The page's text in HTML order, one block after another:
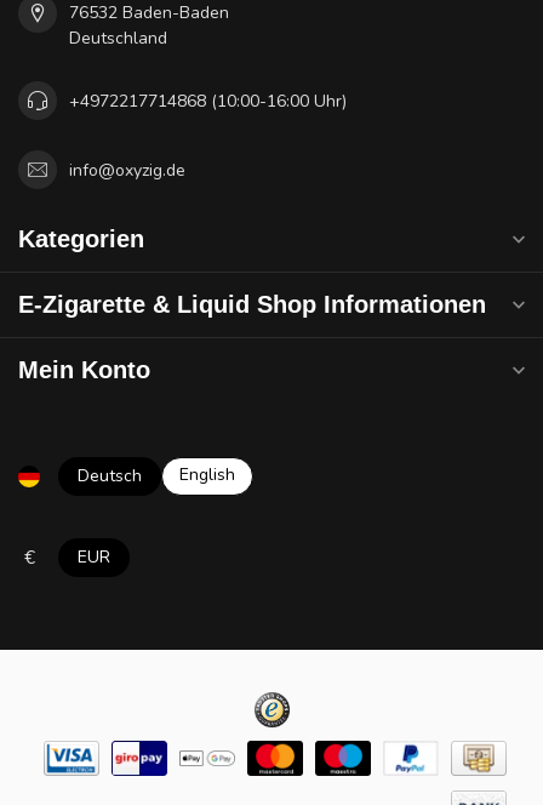
76532 Baden-Baden
Deutschland
+4972217714868 (10:00-16:00 Uhr)
info@oxyzig.de
Kategorien
E-Zigarette & Liquid Shop Informationen
Mein Konto
Deutsch English
€ EUR